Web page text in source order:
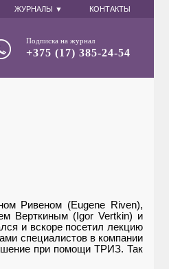
ЖУРНАЛЫ ▼ КОНТАКТЫ
Подписка на журнал
+375 (17) 385-24-54
Ривеном (Eugene Riven),
Верткиным ( Igor Vertkin) и
и вскоре посетил лекцию
специалистов в компании
при помощи ТРИЗ. Так